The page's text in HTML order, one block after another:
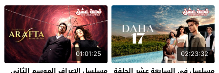
02:23:32
01:01:25